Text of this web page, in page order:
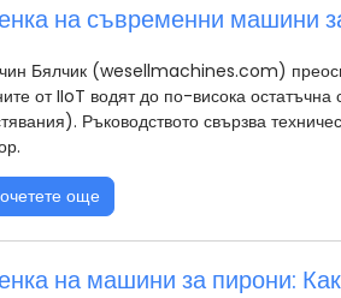
на съвременни машини
Бялчик (wesellmachines.com)
от IIoT водят до по-висока
Ръководството свързва
още
на машини за пирони: